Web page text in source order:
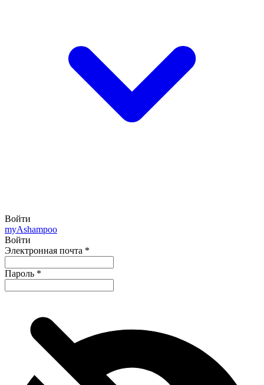
Войти
myAshampoo
Войти
Электронная почта *
Пароль *